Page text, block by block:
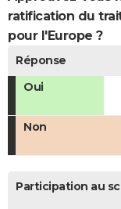
ratification du
pour l'Europe ?
Réponse
Oui
Non
Participation au